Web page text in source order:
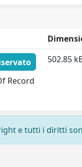
Record
502.85
e tutti i diritti